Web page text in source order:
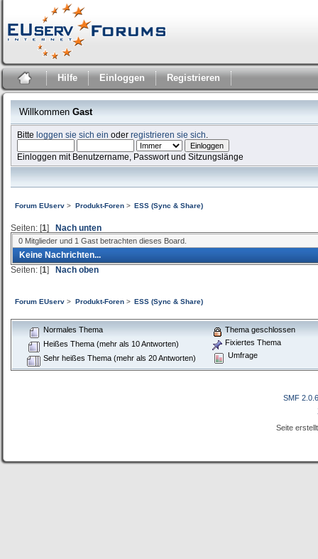
Hilfe Einloggen Registrieren
Willkommen Gast
Bitteloggen sie sich ein oderregistrieren sie sich
Einloggen mit Benutzername, Passwort und Sitzungslänge
Forum EUserv > Produkt-Foren> ESS (Sync & Share)
Seiten: [1] Nach unten
0 Mitglieder und 1 Gast betrachten dieses Board.
Keine Nachrichten...
Seiten: [1] Nach oben
Forum EUserv > Produkt-Foren> ESS (Sync & Share)
Normales Thema
Heißes Thema (mehr als 10 Antworten)
Sehr heißes Thema (mehr als 20 Antworten)
Thema geschlossen
Fixiertes Thema
Umfrage
SMF 2.0.6
Seite